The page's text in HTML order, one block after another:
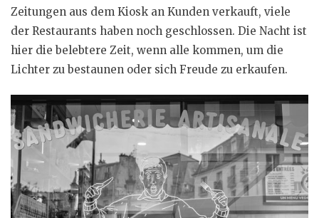
Zeitungen aus dem Kiosk an Kunden verkauft, viele
der Restaurants haben noch geschlossen. Die Nacht ist
hier die belebtere Zeit, wenn alle kommen, um die
Lichter zu bestaunen oder sich Freude zu erkaufen.